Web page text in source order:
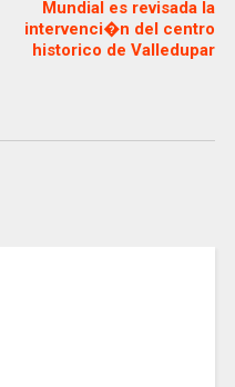
Mundial es revisada la
intervenci�n del centro
historico de Valledupar